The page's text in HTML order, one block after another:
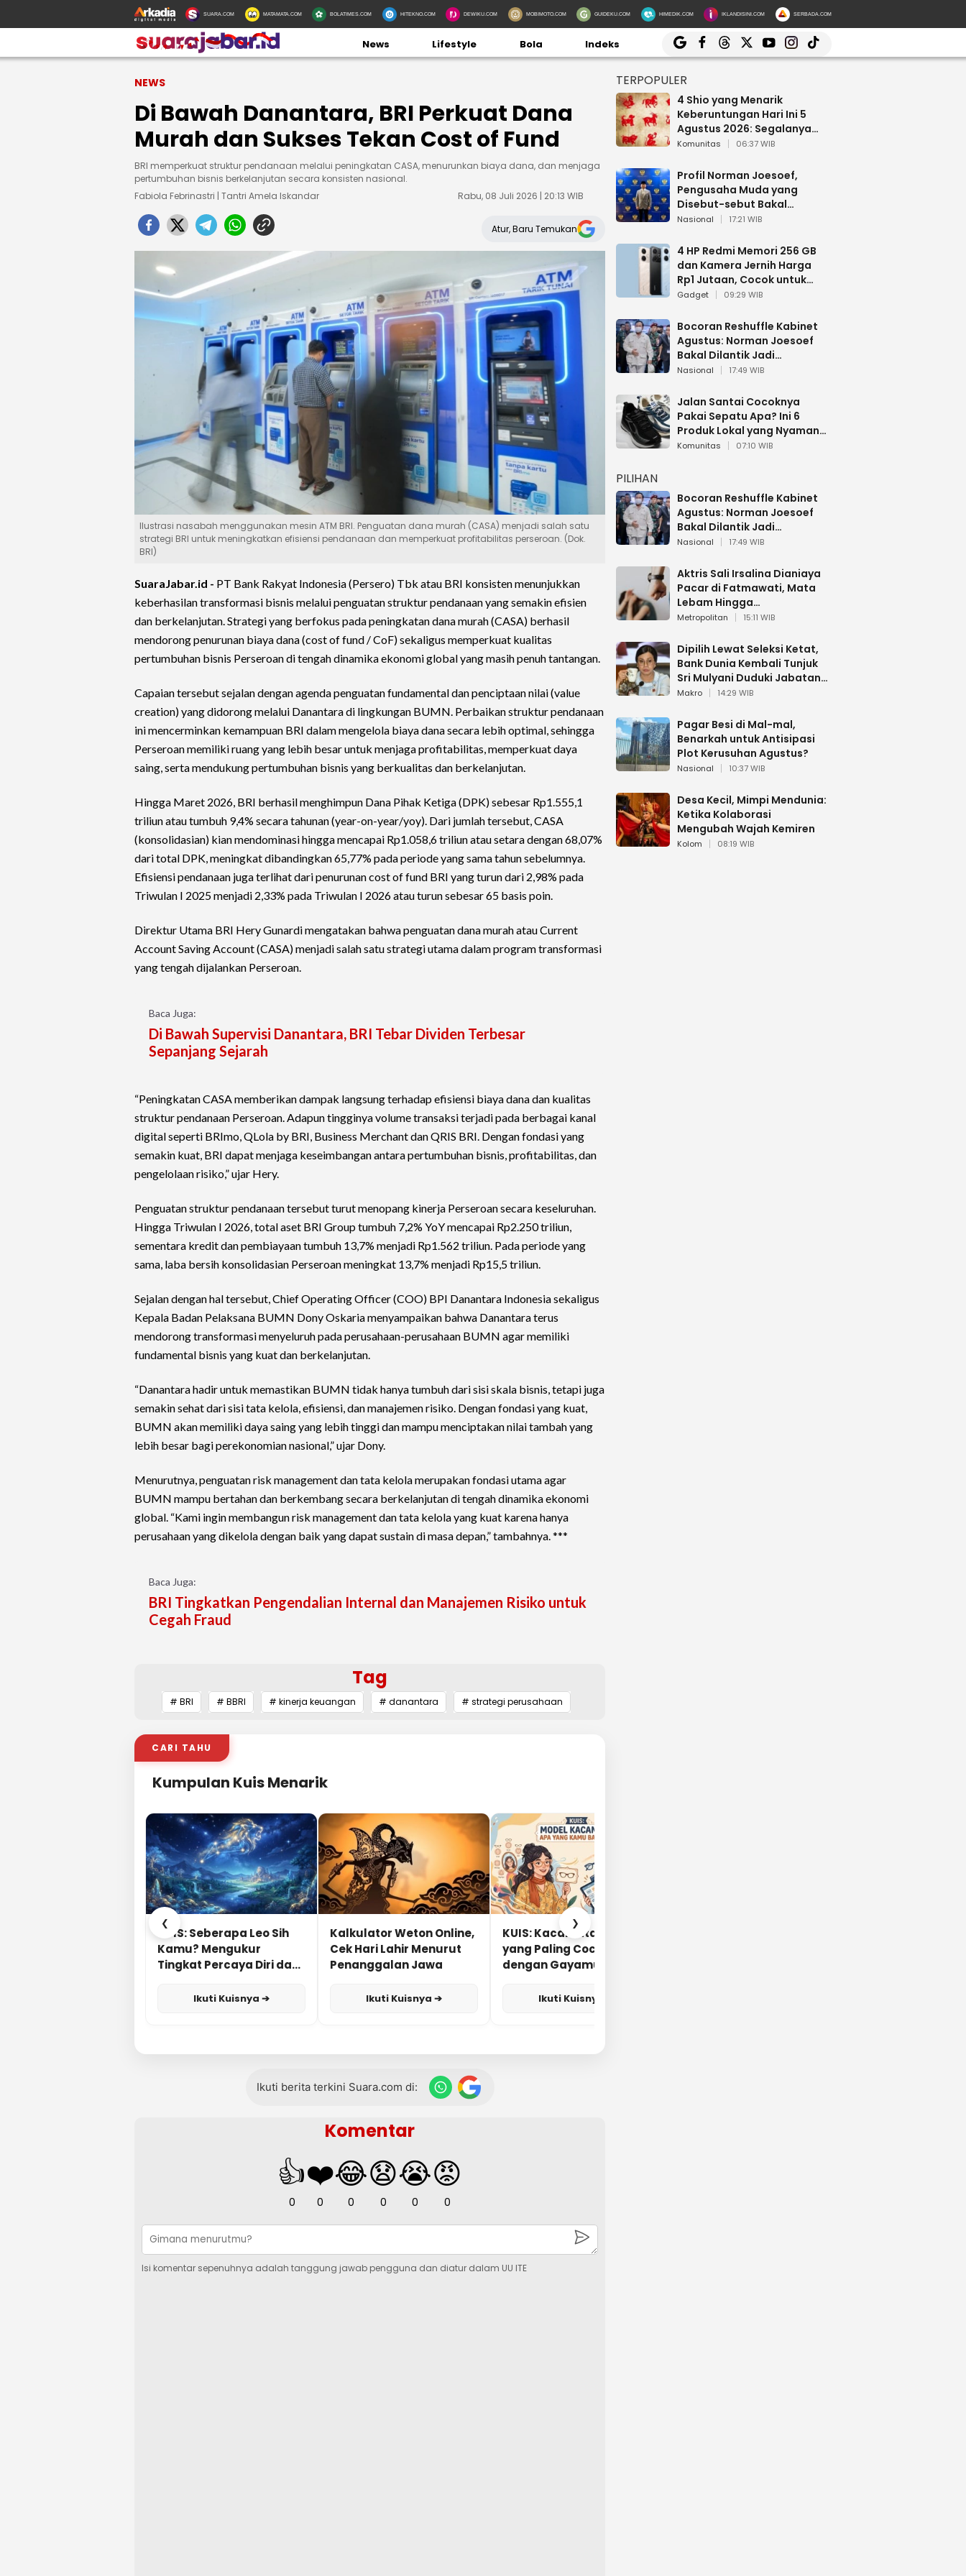
SUARA.COM MATAMATA.COM BOLATIMES.COM HITEKNO.COM DEWIKU.COM MOBIMOTO.COM GUIDEKU.COM HIMEDIK.COM IKLANDISINI.COM SERBADA.COM
News Lifestyle Bola Indeks
NEWS
Di Bawah Danantara, BRI Perkuat Dana
Murah dan Sukses Tekan Cost of Fund
BRI memperkuat struktur pendanaan melalui peningkatan CASA, menurunkan biaya dana, dan menjaga
pertumbuhan bisnis berkelanjutan secara konsisten nasional.
Fabiola Febrinastri | Tantri Amela Iskandar
Rabu, 08 Juli 2026 | 20:13 WIB
Atur, Baru Temukan
Ilustrasi nasabah menggunakan mesin ATM BRI. Penguatan dana murah (CASA) menjadi salah satu
strategi BRI untuk meningkatkan efisiensi pendanaan dan memperkuat profitabilitas perseroan. (Dok.
BRI)
SuaraJabar.id - PT Bank Rakyat Indonesia (Persero) Tbk atau BRI konsisten menunjukkan
keberhasilan transformasi bisnis melalui penguatan struktur pendanaan yang semakin efisien
dan berkelanjutan. Strategi yang berfokus pada peningkatan dana murah (CASA) berhasil
mendorong penurunan biaya dana (cost of fund / CoF) sekaligus memperkuat kualitas
pertumbuhan bisnis Perseroan di tengah dinamika ekonomi global yang masih penuh tantangan.
Capaian tersebut sejalan dengan agenda penguatan fundamental dan penciptaan nilai (value
creation) yang didorong melalui Danantara di lingkungan BUMN. Perbaikan struktur pendanaan
ini mencerminkan kemampuan BRI dalam mengelola biaya dana secara lebih optimal, sehingga
Perseroan memiliki ruang yang lebih besar untuk menjaga profitabilitas, memperkuat daya
saing, serta mendukung pertumbuhan bisnis yang berkualitas dan berkelanjutan.
Hingga Maret 2026, BRI berhasil menghimpun Dana Pihak Ketiga (DPK) sebesar Rp1.555,1
triliun atau tumbuh 9,4% secara tahunan (year-on-year/yoy). Dari jumlah tersebut, CASA
(konsolidasian) kian mendominasi hingga mencapai Rp1.058,6 triliun atau setara dengan 68,07%
dari total DPK, meningkat dibandingkan 65,77% pada periode yang sama tahun sebelumnya.
Efisiensi pendanaan juga terlihat dari penurunan cost of fund BRI yang turun dari 2,98% pada
Triwulan I 2025 menjadi 2,33% pada Triwulan I 2026 atau turun sebesar 65 basis poin.
Direktur Utama BRI Hery Gunardi mengatakan bahwa penguatan dana murah atau Current
Account Saving Account (CASA) menjadi salah satu strategi utama dalam program transformasi
yang tengah dijalankan Perseroan.
Baca Juga:
Di Bawah Supervisi Danantara, BRI Tebar Dividen Terbesar
Sepanjang Sejarah
“Peningkatan CASA memberikan dampak langsung terhadap efisiensi biaya dana dan kualitas
struktur pendanaan Perseroan. Adapun tingginya volume transaksi terjadi pada berbagai kanal
digital seperti BRImo, QLola by BRI, Business Merchant dan QRIS BRI. Dengan fondasi yang
semakin kuat, BRI dapat menjaga keseimbangan antara pertumbuhan bisnis, profitabilitas, dan
pengelolaan risiko,” ujar Hery.
Penguatan struktur pendanaan tersebut turut menopang kinerja Perseroan secara keseluruhan.
Hingga Triwulan I 2026, total aset BRI Group tumbuh 7,2% YoY mencapai Rp2.250 triliun,
sementara kredit dan pembiayaan tumbuh 13,7% menjadi Rp1.562 triliun. Pada periode yang
sama, laba bersih konsolidasian Perseroan meningkat 13,7% menjadi Rp15,5 triliun.
Sejalan dengan hal tersebut, Chief Operating Officer (COO) BPI Danantara Indonesia sekaligus
Kepala Badan Pelaksana BUMN Dony Oskaria menyampaikan bahwa Danantara terus
mendorong transformasi menyeluruh pada perusahaan-perusahaan BUMN agar memiliki
fundamental bisnis yang kuat dan berkelanjutan.
“Danantara hadir untuk memastikan BUMN tidak hanya tumbuh dari sisi skala bisnis, tetapi juga
semakin sehat dari sisi tata kelola, efisiensi, dan manajemen risiko. Dengan fondasi yang kuat,
BUMN akan memiliki daya saing yang lebih tinggi dan mampu menciptakan nilai tambah yang
lebih besar bagi perekonomian nasional,” ujar Dony.
Menurutnya, penguatan risk management dan tata kelola merupakan fondasi utama agar
BUMN mampu bertahan dan berkembang secara berkelanjutan di tengah dinamika ekonomi
global. “Kami ingin membangun risk management dan tata kelola yang kuat karena hanya
perusahaan yang dikelola dengan baik yang dapat sustain di masa depan,” tambahnya. ***
Baca Juga:
BRI Tingkatkan Pengendalian Internal dan Manajemen Risiko untuk
Cegah Fraud
Tag
# BRI # BBRI # kinerja keuangan # danantara # strategi perusahaan
CARI TAHU
Kumpulan Kuis Menarik
❮
KUIS: Seberapa Leo Sih
Kamu? Mengukur
Tingkat Percaya Diri dan
Ikuti Kuisnya ➔
Kalkulator Weton Online,
Cek Hari Lahir Menurut
Penanggalan Jawa
Ikuti Kuisnya ➔
KUIS: Kacamata Apa
yang Paling Cocok
dengan Gayamu?
Ikuti Kuisnya ➔
❯
Ikuti berita terkini Suara.com di:
Komentar
👍
0
❤️
0
😂
0
😧
0
😭
0
😡
0
Isi komentar sepenuhnya adalah tanggung jawab pengguna dan diatur dalam UU ITE
TERPOPULER
4 Shio yang Menarik
Keberuntungan Hari Ini 5
Agustus 2026: Segalanya
Berjalan Lancar
Komunitas 06:37 WIB
Profil Norman Joesoef,
Pengusaha Muda yang
Disebut-sebut Bakal
Dilantik Jadi Wamenhan RI
Nasional 17:21 WIB
4 HP Redmi Memori 256 GB
dan Kamera Jernih Harga
Rp1 Jutaan, Cocok untuk
Multitasking
Gadget 09:29 WIB
Bocoran Reshuffle Kabinet
Agustus: Norman Joesoef
Bakal Dilantik Jadi
Wamenhan RI
Nasional 17:49 WIB
Jalan Santai Cocoknya
Pakai Sepatu Apa? Ini 6
Produk Lokal yang Nyaman
Buat 17 Agustusan
Komunitas 07:10 WIB
PILIHAN
Bocoran Reshuffle Kabinet
Agustus: Norman Joesoef
Bakal Dilantik Jadi
Wamenhan RI
Nasional 17:49 WIB
Aktris Sali Irsalina Dianiaya
Pacar di Fatmawati, Mata
Lebam Hingga
Diselamatkan Polantas
Metropolitan 15:11 WIB
Dipilih Lewat Seleksi Ketat,
Bank Dunia Kembali Tunjuk
Sri Mulyani Duduki Jabatan
Strategis
Makro 14:29 WIB
Pagar Besi di Mal-mal,
Benarkah untuk Antisipasi
Plot Kerusuhan Agustus?
Nasional 10:37 WIB
Desa Kecil, Mimpi Mendunia:
Ketika Kolaborasi
Mengubah Wajah Kemiren
Kolom 08:19 WIB